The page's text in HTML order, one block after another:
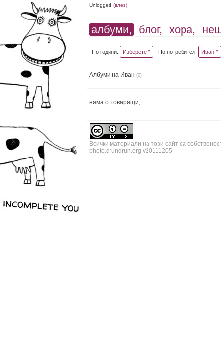
Unlogged (влез)
албуми, блог, хора,
По години: Изберете ^ По потребител: Иван ^
Албуми на Иван(0)
няма отговарящи;
Всички материали на този сайт са
photo.drundrun.org v20111205